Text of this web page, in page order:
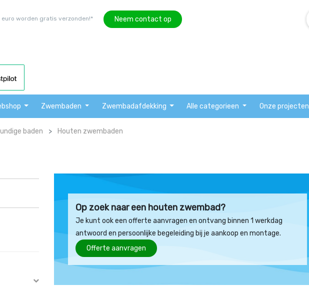
worden gratis verzonden!* Neem contact op
Zwembaden Zwembadafdekking Alle categorieen Onze projecten
baden Houten zwembaden
Op zoek naar een houten zwembad?
Je kunt ook een offerte aanvragen en ontvang binnen 1 werkdag
antwoord en persoonlijke begeleiding bij je aankoop en montage.
Offerte aanvragen